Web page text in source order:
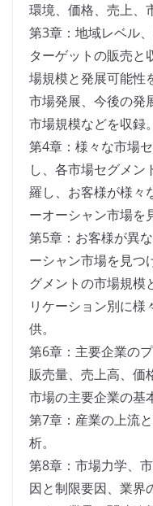
環境、価格、売上、
第3章：地域レベル
ターゲットの販売と
場規模と発展可能性
市場発展、今後の発
市場規模などを収録。
第4章：様々な市場
し、各市場セグメン
羅し、お客様が様々
ーオーシャン市場を
第5章：お客様が異
ーシャン市場を見つ
グメントの市場規模
リケーション別に様
供。
第6章：主要企業の
販売量、売上高、価
市場の主要企業の基
第7章：産業の上流
析。
第8章：市場力学、
因と制限要因、業界